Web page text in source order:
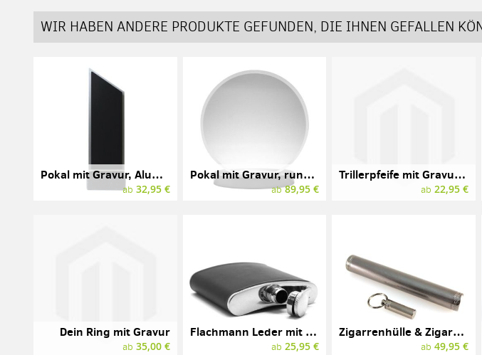
WIR HABEN ANDERE PRODUKTE GEFUNDEN, DIE IHNEN GEFALLEN
Pokal mit Gravur, Aluminium
ab 32,95 €
Pokal mit Gravur, rund, Acryl
ab 89,95 €
Trillerpfeife mit Gravur, Messing verchromt
ab 22,95 €
Dein Ring mit Gravur
ab 35,00 €
Flachmann Leder mit Gravur, 180 ml
ab 25,95 €
Zigarrenhülle & Zigarrenbohrer, Geschenkset
ab 49,95 €